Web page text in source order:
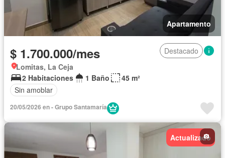
Apartamento
$ 1.700.000/mes
Destacado
Lomitas, La Ceja
2 Habitaciones
1 Baño
45 m²
Sin amoblar
20/05/2026 en - Grupo Santamaría
Actualizado